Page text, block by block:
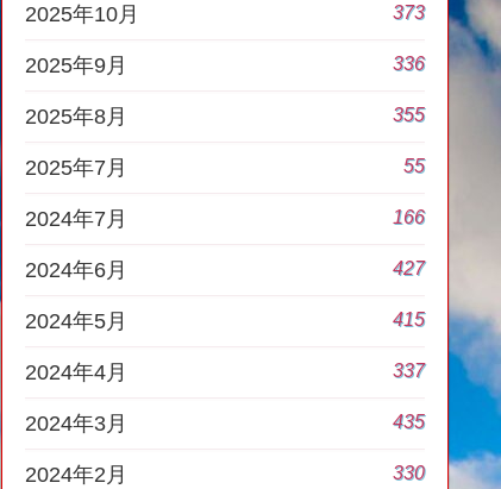
2025年10月 373
2025年9月 336
2025年8月 355
2025年7月 55
2024年7月 166
2024年6月 427
2024年5月 415
2024年4月 337
2024年3月 435
2024年2月 330